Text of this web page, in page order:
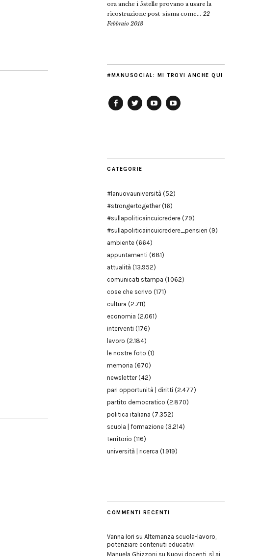
ora anche i 5stelle provano a usare la
ricostruzione post-sisma come... 22
Febbraio 2018
#MANUSOCIAL: MI TROVI ANCHE QUI
CATEGORIE
#lanuovauniversità (52)
#strongertogether(16)
#sullapoliticaincuicredere (79)
#sullapoliticaincuicredere_pensieri (9)
ambiente (664)
appuntamenti (681)
attualità (13.952)
comunicati stampa (1.062)
cose che scrivo (171)
cultura (2.711)
economia (2.061)
interventi (176)
lavoro (2.184)
le nostre foto (1)
memoria (670)
newsletter(42)
pari opportunità | diritti (2.477)
partito democratico (2.870)
politica italiana (7.352)
scuola | formazione (3.214)
territorio (116)
università | ricerca (1.919)
COMMENTI RECENTI
Vanna Iori su Alternanza scuola-lavoro,
potenziare contenuti educativi
Manuela Ghizzoni su Nuovi docenti, sì ai